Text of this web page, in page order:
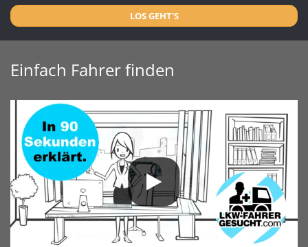
LOS GEHT'S
Einfach Fahrer finden